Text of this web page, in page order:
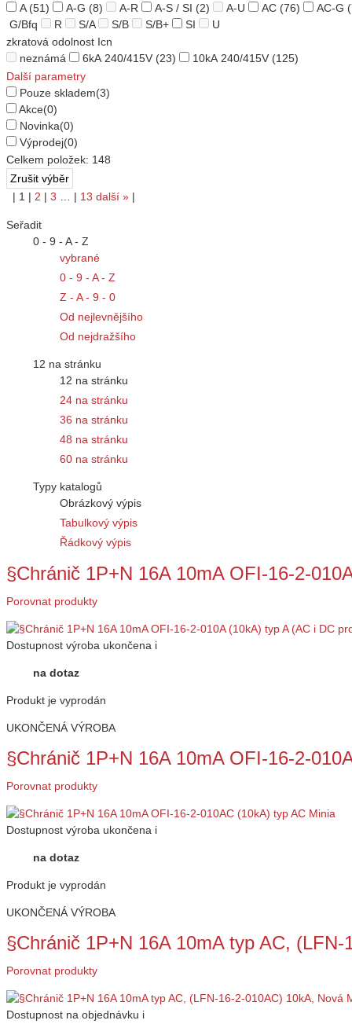
A(51) A-G (8) A-R A-S / SI (2) A-U AC (76) AC-G
G/Bfq
R S/A S/B S/B+ SI
U
zkratová odolnost Icn
neznámá
6kA 240/415V (23) 10kA 240/415V (125)
Další parametry
Pouze skladem(3)
Akce(0)
Novinka(0)
Výprodej(0)
Celkem položek: 148
| 1 | 2 | 3 … | 13 další » |
Seřadit
0 - 9 - A - Z
vybrané
0 - 9 - A - Z
Z - A - 9 - 0
Od nejlevnějšího
Od nejdražšího
12 na stránku
12 na stránku
24 na stránku
36 na stránku
48 na stránku
60 na stránku
Typy katalogů
Obrázkový výpis
Tabulkový výpis
Řádkový výpis
§Chránič 1P+N 16A 10mA OFI-16-2-
Porovnat produkty
Dostupnost výroba ukončena i
na dotaz
Produkt je vyprodán
UKONČENÁ VÝROBA
§Chránič 1P+N 16A 10mA OFI-16-2-
Porovnat produkty
Dostupnost výroba ukončena i
na dotaz
Produkt je vyprodán
UKONČENÁ VÝROBA
§Chránič 1P+N 16A 10mA typ AC,
Porovnat produkty
Dostupnost na objednávku i